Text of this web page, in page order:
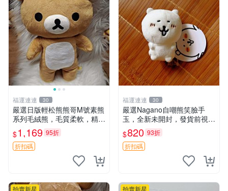
福運連連 30
嚴選日版輕松熊熊哥M號素熊
系列毛絨熊，毛質柔軟，精緻
可愛，尺寸35cm，保存狀態
優異。收藏或贈送皆為佳選。
中古 毛絨熊 毛玩偶
$1,169 95折
折扣碼
福運連連 30
嚴選Nagano自嘲熊笑臉手
玉，全新未開封，發貨前視頻
確認，海南 廣西 貴州 嚴選N
agano自嘲熊笑臉手玉，全新
未開封，發貨前視頻確認，四
$820 93折
折扣碼
拍賣新星 拍賣新星